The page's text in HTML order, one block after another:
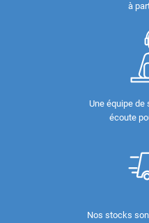
à
Une équipe
écoute
Nos stocks